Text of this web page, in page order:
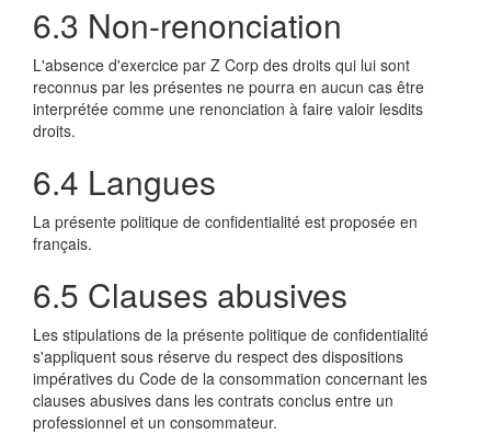
6.3 Non-renonciation
L'absence d'exercice par Z Corp des droits qui lui sont
reconnus par les présentes ne pourra en aucun cas être
interprétée comme une renonciation à faire valoir lesdits
droits.
6.4 Langues
La présente politique de confidentialité est proposée en
français.
6.5 Clauses abusives
Les stipulations de la présente politique de confidentialité
s'appliquent sous réserve du respect des dispositions
impératives du Code de la consommation concernant les
clauses abusives dans les contrats conclus entre un
professionnel et un consommateur.